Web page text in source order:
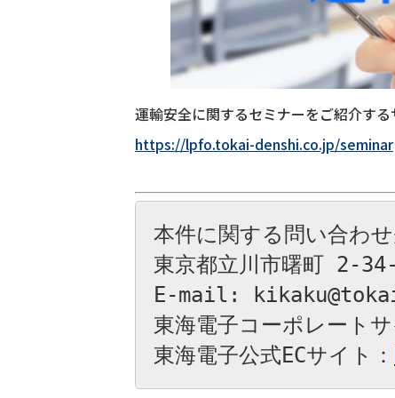
運輸安全に関するセミナーをご紹介す
https://lpfo.tokai-denshi.co.jp/seminar
本件に関する問い合わ
東京都立川市曙町 2-
E-mail:
東海電子コーポレートサ
東海電子公式ECサイト：